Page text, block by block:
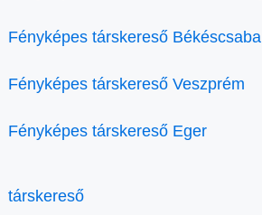
Fényképes társkereső Békéscsaba
Fényképes társkereső Veszprém
Fényképes társkereső Eger
társkereső